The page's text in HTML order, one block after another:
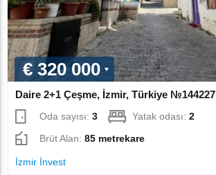
€ 320 000
Daire 2+1 Çeşme, İzmir, Türkiye №144227
Oda sayısı:3 Yatak odası:2
Brüt Alan:85 metrekare
İzmir İnvest